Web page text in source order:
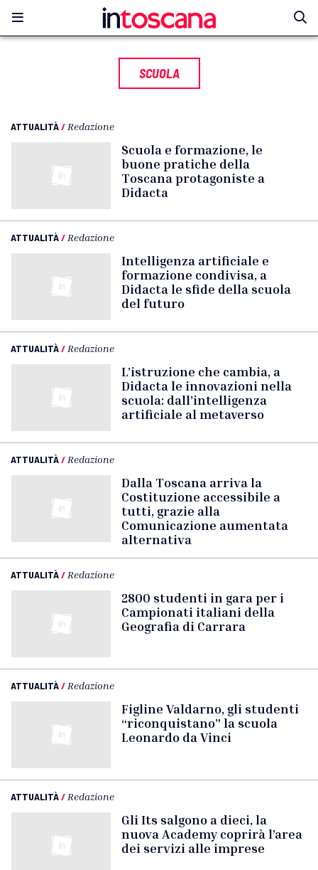
SCUOLA
ATTUALITÀ/ Redazione
Scuola e formazione, le
buone pratiche della
Toscana protagoniste a
Didacta
ATTUALITÀ/ Redazione
Intelligenza artificiale e
formazione condivisa, a
Didacta le sfide della scuola
del futuro
ATTUALITÀ/ Redazione
L’istruzione che cambia, a
Didacta le innovazioni nella
scuola: dall’intelligenza
artificiale al metaverso
ATTUALITÀ/ Redazione
Dalla Toscana arriva la
Costituzione accessibile a
tutti, grazie alla
Comunicazione aumentata
alternativa
ATTUALITÀ/ Redazione
2800 studenti in gara per i
Campionati italiani della
Geografia di Carrara
ATTUALITÀ/ Redazione
Figline Valdarno, gli studenti
“riconquistano” la scuola
Leonardo da Vinci
ATTUALITÀ/ Redazione
Gli Its salgono a dieci, la
nuova Academy coprirà l’area
dei servizi alle imprese